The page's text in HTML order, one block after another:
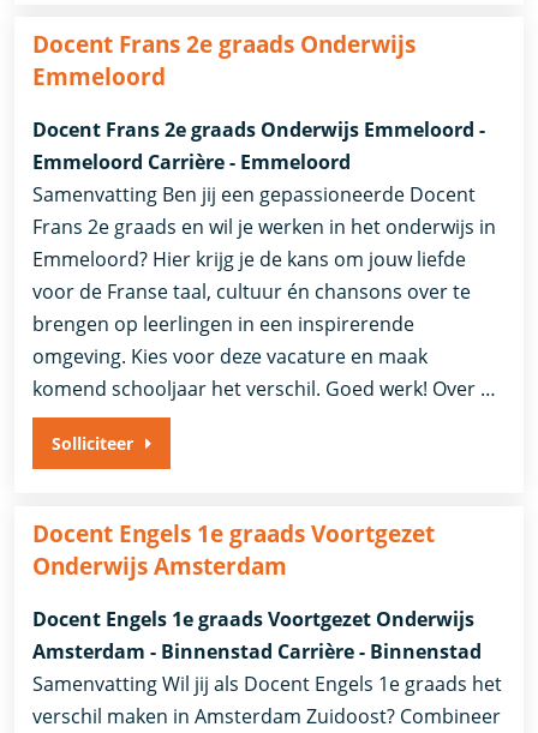
Docent Frans 2e graads Onderwijs
Emmeloord
Docent Frans 2e graads Onderwijs Emmeloord -
Emmeloord Carrière - Emmeloord
Samenvatting Ben jij een gepassioneerde Docent
Frans 2e graads en wil je werken in het onderwijs in
Emmeloord? Hier krijg je de kans om jouw liefde
voor de Franse taal, cultuur én chansons over te
brengen op leerlingen in een inspirerende
omgeving. Kies voor deze vacature en maak
komend schooljaar het verschil. Goed werk! Over …
Solliciteer
Docent Engels 1e graads Voortgezet
Onderwijs Amsterdam
Docent Engels 1e graads Voortgezet Onderwijs
Amsterdam - Binnenstad Carrière - Binnenstad
Samenvatting Wil jij als Docent Engels 1e graads het
verschil maken in Amsterdam Zuidoost? Combineer